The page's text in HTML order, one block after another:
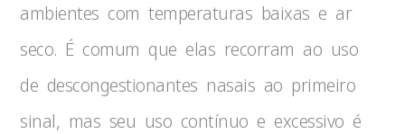
ambientes com temperaturas baixas e ar
seco. É comum que elas recorram ao uso
de descongestionantes nasais ao primeiro
sinal, mas seu uso contínuo e excessivo é